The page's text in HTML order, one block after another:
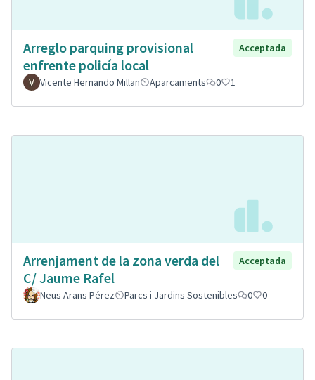
Arreglo parquing provisional
enfrente policía local
Acceptada
Vicente Hernando Millan Aparcaments 0 1
Arrenjament de la zona verda del
C/ Jaume Rafel
Acceptada
Neus Arans Pérez Parcs i Jardins Sostenibles 0 0